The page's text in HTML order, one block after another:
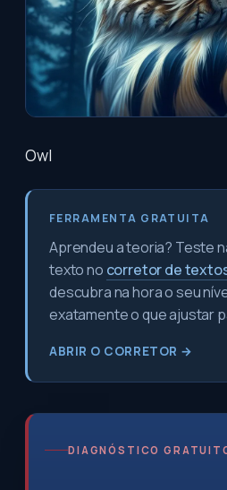
Owl
FERRAMENTA GRATUITA
Aprendeu a teoria? Teste
texto no corretor de
descubra na hora o seu
exatamente o que ajustar
ABRIR O CORRETOR →
DIAGNÓSTICO